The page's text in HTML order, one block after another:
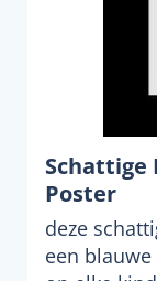
Schattige
Poster
deze
een